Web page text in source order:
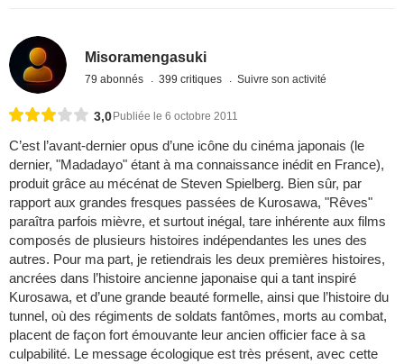
Misoramengasuki
79 abonnés 399 critiques Suivre son activité
3,0 Publiée le 6 octobre 2011
C’est l’avant-dernier opus d’une icône du cinéma japonais (le
dernier, "Madadayo" étant à ma connaissance inédit en France),
produit grâce au mécénat de Steven Spielberg. Bien sûr, par
rapport aux grandes fresques passées de Kurosawa, "Rêves"
paraîtra parfois mièvre, et surtout inégal, tare inhérente aux films
composés de plusieurs histoires indépendantes les unes des
autres. Pour ma part, je retiendrais les deux premières histoires,
ancrées dans l’histoire ancienne japonaise qui a tant inspiré
Kurosawa, et d’une grande beauté formelle, ainsi que l’histoire du
tunnel, où des régiments de soldats fantômes, morts au combat,
placent de façon fort émouvante leur ancien officier face à sa
culpabilité. Le message écologique est très présent, avec cette